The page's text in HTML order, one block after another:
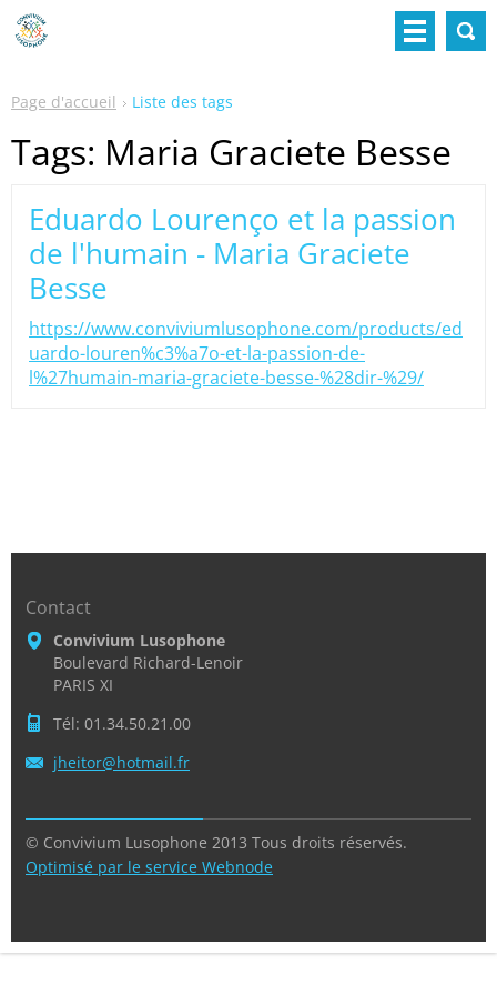
Page d'accueil Liste des tags
Tags: Maria Graciete Besse
Eduardo Lourenço et la passion
de l'humain - Maria Graciete
Besse
https://www.conviviumlusophone.com/products/ed
uardo-louren%c3%a7o-et-la-passion-de-
l%27humain-maria-graciete-besse-%28dir-%29/
Contact
Convivium Lusophone
Boulevard Richard-Lenoir
PARIS XI
Tél: 01.34.50.21.00
jheitor@hotmail.fr
© Convivium Lusophone 2013 Tous droits réservés.
Optimisé par le service Webnode